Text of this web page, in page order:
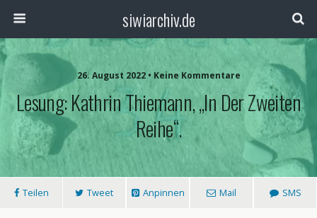
siwiarchiv.de
26. August 2022 • Keine Kommentare
Lesung: Kathrin Thiemann, „In Der Zweiten
Reihe“.
Teilen Tweet Anpinnen Mail SMS